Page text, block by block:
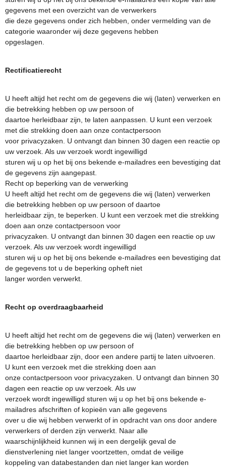
gegevens met een overzicht van de verwerkers
die deze gegevens onder zich hebben, onder vermelding van de
categorie waaronder wij deze gegevens hebben
opgeslagen.
Rectificatierecht
U heeft altijd het recht om de gegevens die wij (laten) verwerken en
die betrekking hebben op uw persoon of
daartoe herleidbaar zijn, te laten aanpassen. U kunt een verzoek
met die strekking doen aan onze contactpersoon
voor privacyzaken. U ontvangt dan binnen 30 dagen een reactie op
uw verzoek. Als uw verzoek wordt ingewilligd
sturen wij u op het bij ons bekende e-mailadres een bevestiging dat
de gegevens zijn aangepast.
Recht op beperking van de verwerking
U heeft altijd het recht om de gegevens die wij (laten) verwerken
die betrekking hebben op uw persoon of daartoe
herleidbaar zijn, te beperken. U kunt een verzoek met die strekking
doen aan onze contactpersoon voor
privacyzaken. U ontvangt dan binnen 30 dagen een reactie op uw
verzoek. Als uw verzoek wordt ingewilligd
sturen wij u op het bij ons bekende e-mailadres een bevestiging dat
de gegevens tot u de beperking opheft niet
langer worden verwerkt.
Recht op overdraagbaarheid
U heeft altijd het recht om de gegevens die wij (laten) verwerken en
die betrekking hebben op uw persoon of
daartoe herleidbaar zijn, door een andere partij te laten uitvoeren.
U kunt een verzoek met die strekking doen aan
onze contactpersoon voor privacyzaken. U ontvangt dan binnen 30
dagen een reactie op uw verzoek. Als uw
verzoek wordt ingewilligd sturen wij u op het bij ons bekende e-
mailadres afschriften of kopieën van alle gegevens
over u die wij hebben verwerkt of in opdracht van ons door andere
verwerkers of derden zijn verwerkt. Naar alle
waarschijnlijkheid kunnen wij in een dergelijk geval de
dienstverlening niet langer voortzetten, omdat de veilige
koppeling van databestanden dan niet langer kan worden